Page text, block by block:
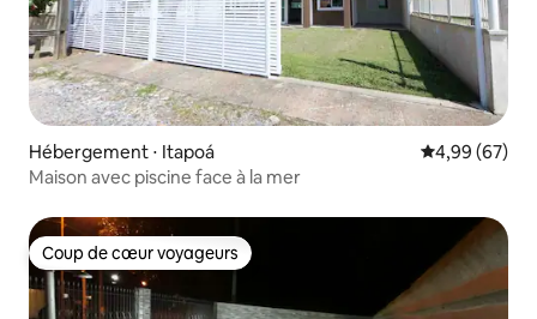
Hébergement ⋅ Itapoá Évaluation
4,99 (67)
Maison avec piscine face à la mer
Coup de cœur voyageurs
Coup de cœur voyageurs